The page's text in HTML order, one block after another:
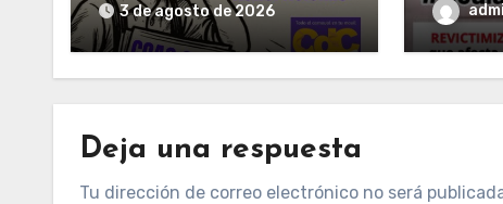
3 de agosto de 2026
Deja una respuesta
Tu dirección de correo electrónico no será